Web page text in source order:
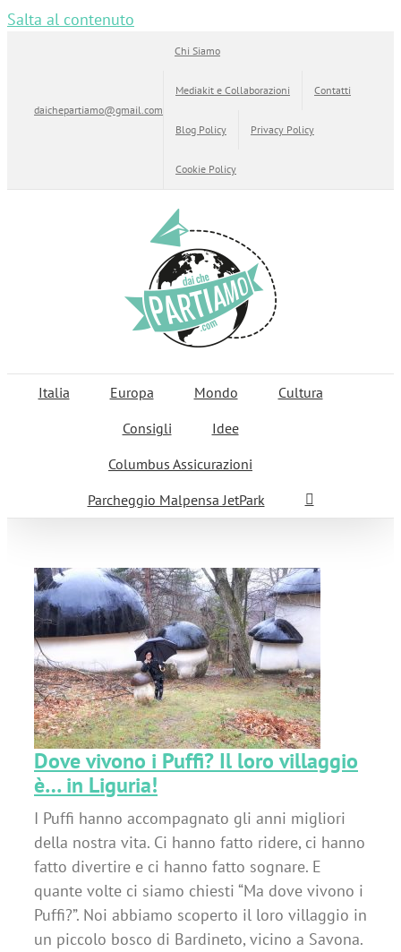
Salta al contenuto
daichepartiamo@gmail.com
Chi Siamo
Mediakit e Collaborazioni Contatti
Blog Policy Privacy Policy
Cookie Policy
Italia Europa Mondo
Cultura
Consigli
Idee
Columbus Assicurazioni
Parcheggio Malpensa JetPark
Dove vivono i Puffi? Il loro villaggio
è… in Liguria!
I Puffi hanno accompagnato gli anni migliori
della nostra vita. Ci hanno fatto ridere, ci hanno
fatto divertire e ci hanno fatto sognare. E
quante volte ci siamo chiesti “Ma dove vivono i
Puffi?”. Noi abbiamo scoperto il loro villaggio in
un piccolo bosco di Bardineto, vicino a Savona.